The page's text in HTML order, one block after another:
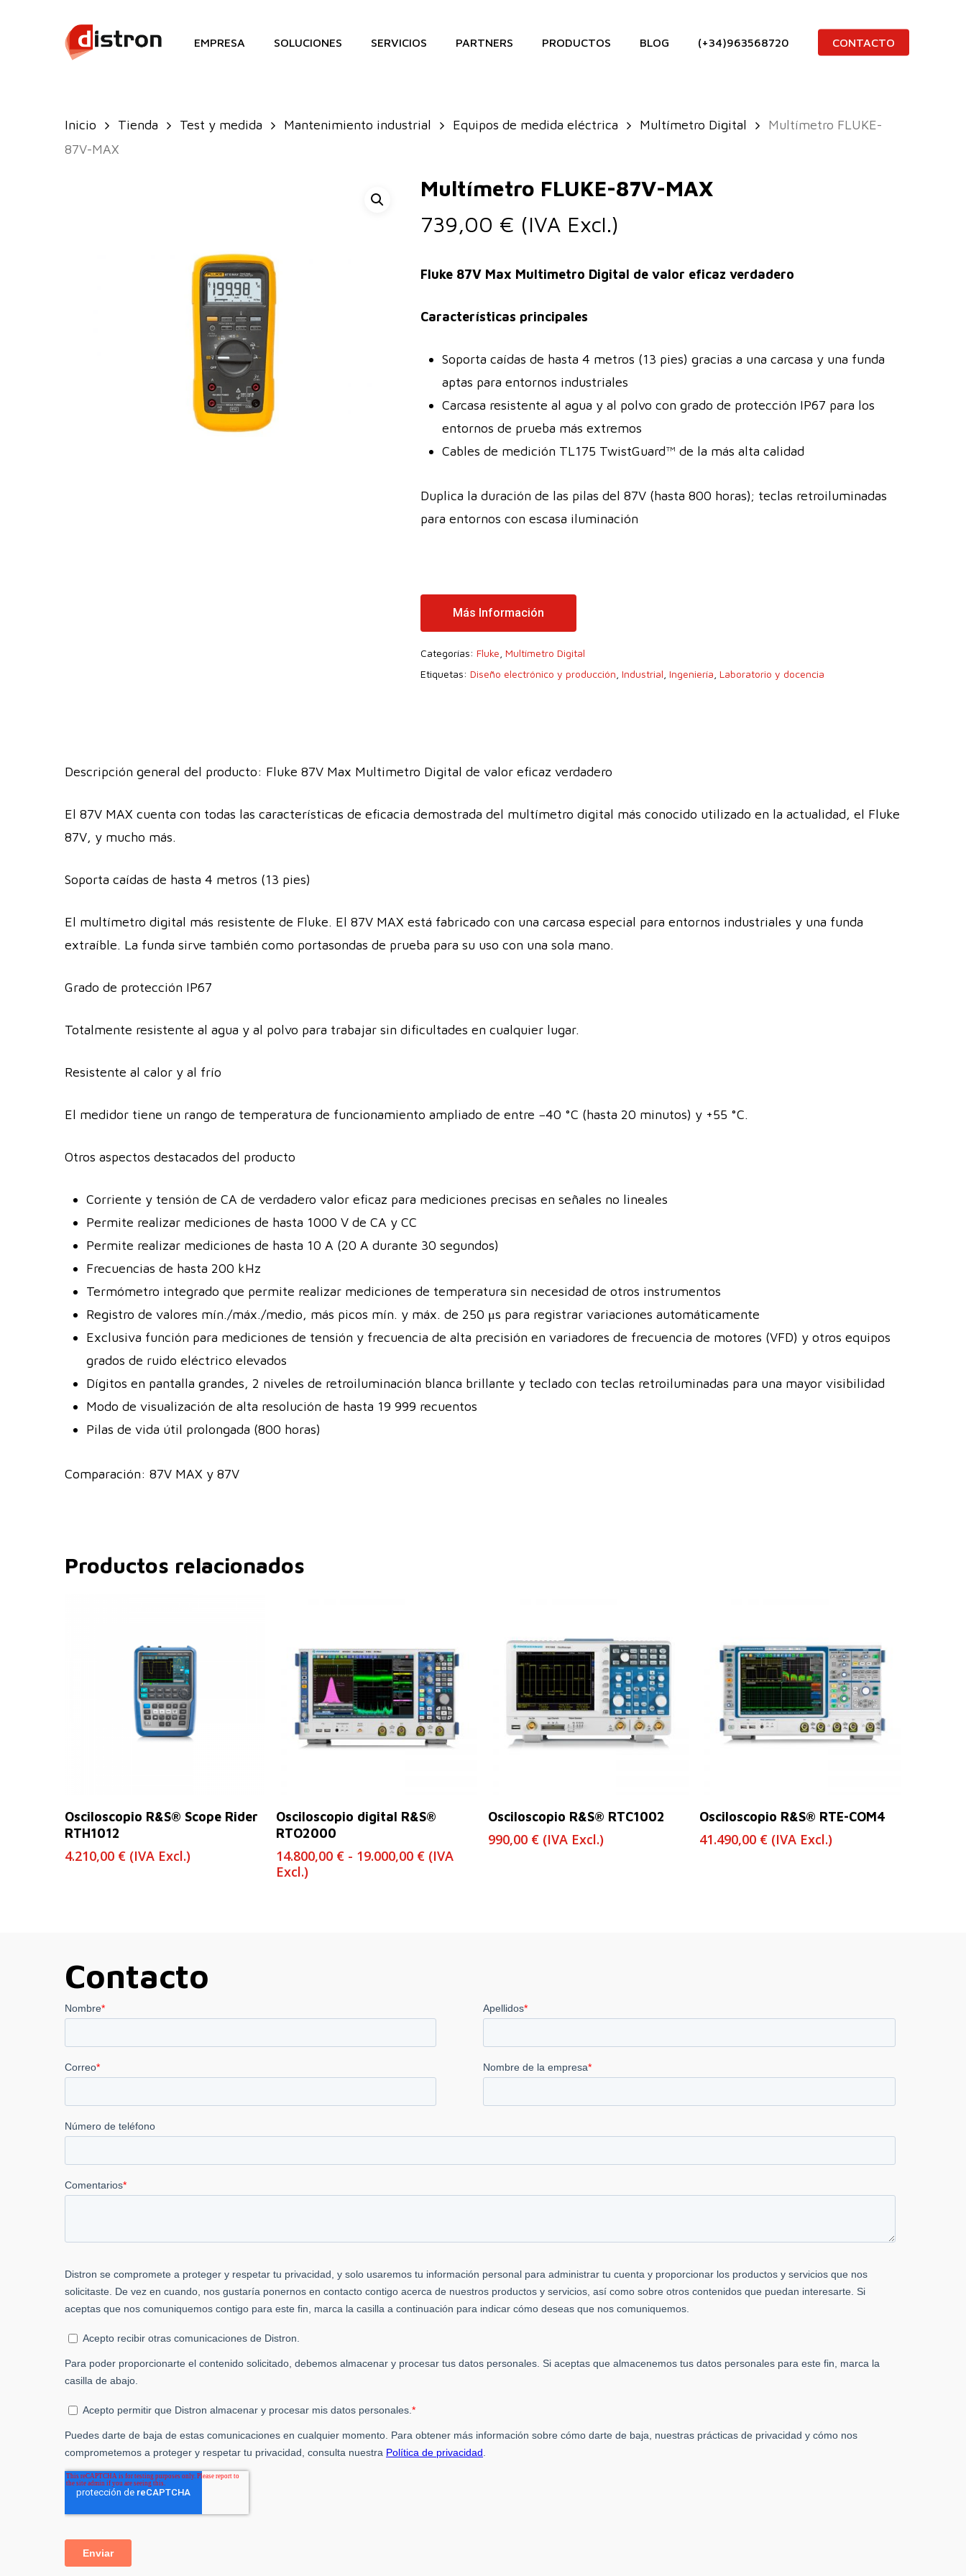
EMPRESA SOLUCIONES SERVICIOS PARTNERS PRODUCTOS BLOG (+34)963568720 CONTACTO
Inicio Tienda Test y medida Mantenimiento industrial Equipos de medida eléctrica Multímetro Digital
Multímetro FLUKE-
87V-MAX
Multímetro FLUKE-87V-MAX
739,00 € (IVA Excl.)
Fluke 87V Max Multimetro Digital de valor eficaz verdadero
Características principales
Soporta caídas de hasta 4 metros (13 pies) gracias a una carcasa y una funda
aptas para entornos industriales
Carcasa resistente al agua y al polvo con grado de protección IP67 para los
entornos de prueba más extremos
Cables de medición TL175 TwistGuard™ de la más alta calidad
Duplica la duración de las pilas del 87V (hasta 800 horas); teclas retroiluminadas
para entornos con escasa iluminación
Más Información
Categorías: Fluke Multímetro Digital
Etiquetas: Diseño electrónico y producción Industrial Ingeniería Laboratorio y docencia
Descripción general del producto: Fluke 87V Max Multimetro Digital de valor eficaz verdadero
El 87V MAX cuenta con todas las características de eficacia demostrada del multímetro digital más conocido utilizado en la actualidad, el Fluke
87V, y mucho más.
Soporta caídas de hasta 4 metros (13 pies)
El multímetro digital más resistente de Fluke. El 87V MAX está fabricado con una carcasa especial para entornos industriales y una funda
extraíble. La funda sirve también como portasondas de prueba para su uso con una sola mano.
Grado de protección IP67
Totalmente resistente al agua y al polvo para trabajar sin dificultades en cualquier lugar.
Resistente al calor y al frío
El medidor tiene un rango de temperatura de funcionamiento ampliado de entre −40 °C (hasta 20 minutos) y +55 °C.
Otros aspectos destacados del producto
Corriente y tensión de CA de verdadero valor eficaz para mediciones precisas en señales no lineales
Permite realizar mediciones de hasta 1000 V de CA y CC
Permite realizar mediciones de hasta 10 A (20 A durante 30 segundos)
Frecuencias de hasta 200 kHz
Termómetro integrado que permite realizar mediciones de temperatura sin necesidad de otros instrumentos
Registro de valores mín./máx./medio, más picos mín. y máx. de 250 μs para registrar variaciones automáticamente
Exclusiva función para mediciones de tensión y frecuencia de alta precisión en variadores de frecuencia de motores (VFD) y otros equipos
grados de ruido eléctrico elevados
Dígitos en pantalla grandes, 2 niveles de retroiluminación blanca brillante y teclado con teclas retroiluminadas para una mayor visibilidad
Modo de visualización de alta resolución de hasta 19 999 recuentos
Pilas de vida útil prolongada (800 horas)
Comparación: 87V MAX y 87V
Productos relacionados
Leer Más
Osciloscopio R&S® Scope Rider
RTH1012
4.210,00 € (IVA Excl.)
Seleccionar Opciones
Osciloscopio digital R&S®
RTO2000
14.800,00 € - 19.000,00 €Rango
(IVA
Excl.)
Leer Más
Osciloscopio R&S® RTC1002
990,00 € (IVA Excl.)
Leer Más
Osciloscopio R&S® RTE-COM4
41.490,00 € (IVA Excl.)
Contacto